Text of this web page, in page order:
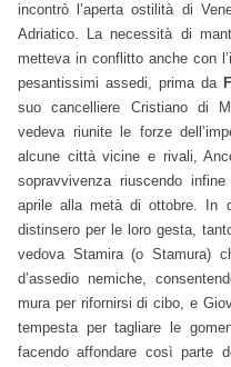
incontrò l’aperta ostilità di
Adriatico. La necessità di
metteva in conflitto anche con
pesantissimi assedi, prima da
suo cancelliere Cristiano di
vedeva riunite le forze
alcune città vicine e rivali,
sopravvivenza riuscendo
aprile alla metà di ottobre. In
distinsero per le loro gesta,
vedova Stamira (o Stamura)
d’assedio nemiche,
mura per rifornirsi di cibo, e
tempesta per tagliare le
facendo affondare così parte